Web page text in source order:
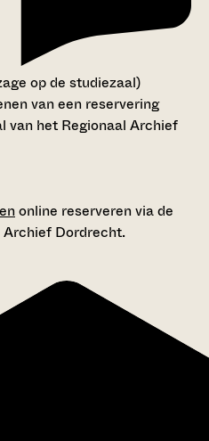
op de studiezaal)
van een reservering
van het Regionaal Archief
online reserveren via de
Dordrecht.